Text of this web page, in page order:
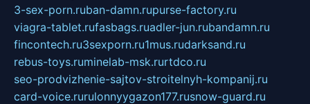
3-sex-porn.ruban-damn.rupurse-factory.ru
viagra-tablet.rufasbags.ruadler-jun.rubandamn.ru
fincontech.ru3sexporn.ru1mus.rudarksand.ru
rebus-toys.ruminelab-msk.rurtdco.ru
seo-prodvizhenie-sajtov-stroitelnyh-kompanij.ru
card-voice.rurulonnyygazon177.rusnow-guard.ru